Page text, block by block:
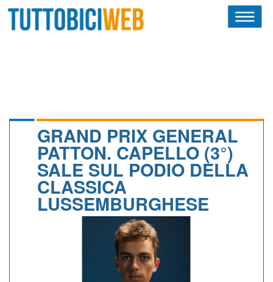
CALENDARIO
ALBI D'ORO
GRAND PRIX GENERAL
PATTON. CAPELLO (3°)
SALE SUL PODIO DELLA
CLASSICA
LUSSEMBURGHESE